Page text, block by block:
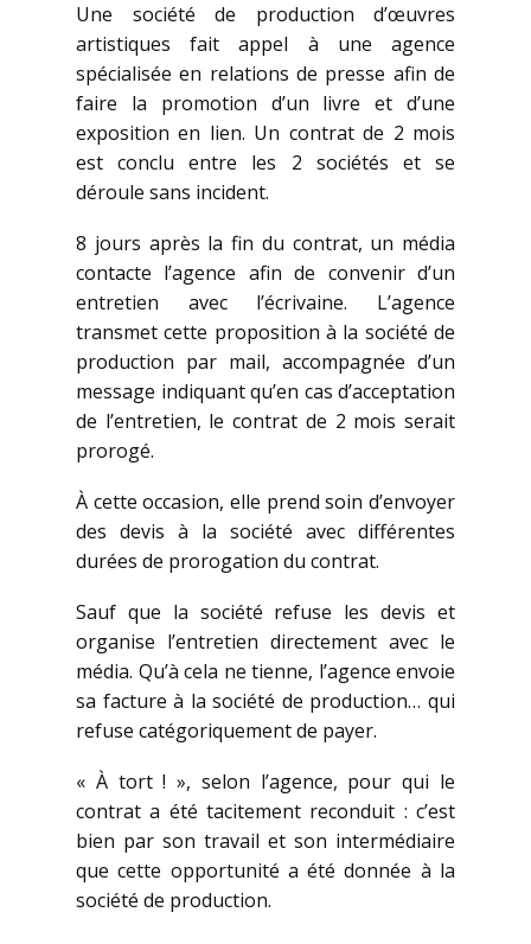
Une société de production d’œuvres
artistiques fait appel à une agence
spécialisée en relations de presse afin de
faire la promotion d’un livre et d’une
exposition en lien. Un contrat de 2 mois
est conclu entre les 2 sociétés et se
déroule sans incident.
8 jours après la fin du contrat, un média
contacte l’agence afin de convenir d’un
entretien avec l’écrivaine. L’agence
transmet cette proposition à la société de
production par mail, accompagnée d’un
message indiquant qu’en cas d’acceptation
de l’entretien, le contrat de 2 mois serait
prorogé.
À cette occasion, elle prend soin d’envoyer
des devis à la société avec différentes
durées de prorogation du contrat.
Sauf que la société refuse les devis et
organise l’entretien directement avec le
média. Qu’à cela ne tienne, l’agence envoie
sa facture à la société de production… qui
refuse catégoriquement de payer.
« À tort ! », selon l’agence, pour qui le
contrat a été tacitement reconduit : c’est
bien par son travail et son intermédiaire
que cette opportunité a été donnée à la
société de production.